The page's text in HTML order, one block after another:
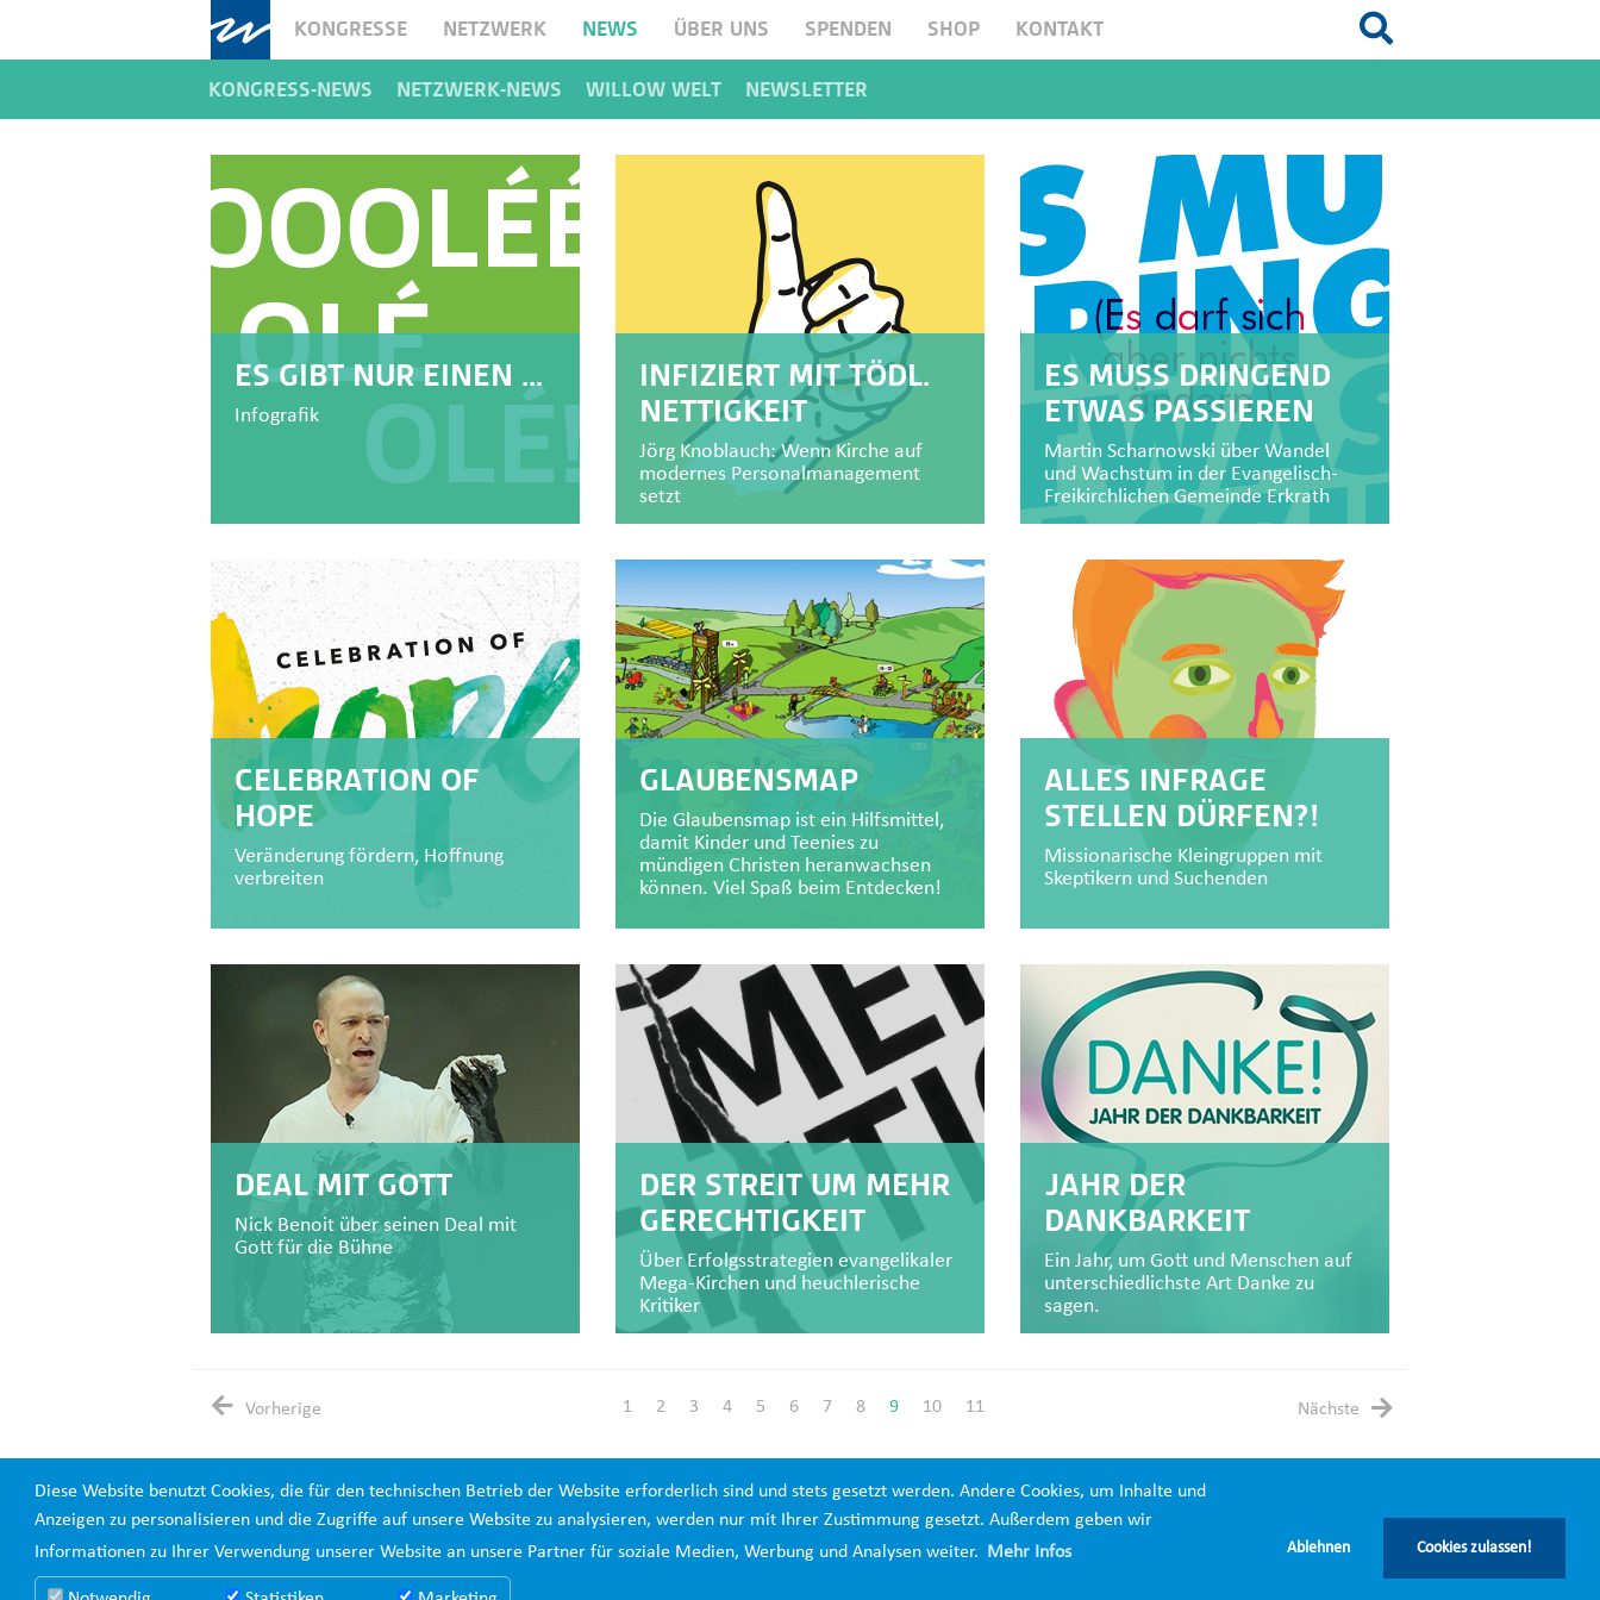
Diese Website benutzt Cookies, die für den technischen Betrieb der Website erforderlich sind und stets gesetzt werden. Andere Cookies, um Inhalte und
Anzeigen zu personalisieren und die Zugriffe auf unsere Website zu analysieren, werden nur mit Ihrer Zustimmung gesetzt. Außerdem geben wir
Informationen zu Ihrer Verwendung unserer Website an unsere Partner für soziale Medien, Werbung und Analysen weiter.
Mehr Infos Ablehnen Cookies zulassen!
KONGRESSE NETZWERK NEWS ÜBER UNS SPENDEN SHOP KONTAKT
KONGRESS-NEWS NETZWERK-NEWS WILLOW WELT NEWSLETTER
ES GIBT NUR EINEN ...
Infografik
INFIZIERT MIT TÖDL.
NETTIGKEIT
Jörg Knoblauch: Wenn Kirche auf
modernes Personalmanagement
setzt
ES MUSS DRINGEND
ETWAS PASSIEREN
Martin Scharnowski über Wandel
und Wachstum in der Evangelisch-
Freikirchlichen Gemeinde Erkrath
CELEBRATION OF
HOPE
Veränderung fördern, Hoffnung
verbreiten
GLAUBENSMAP
Die Glaubensmap ist ein Hilfsmittel,
damit Kinder und Teenies zu
mündigen Christen heranwachsen
können. Viel Spaß beim Entdecken!
ALLES INFRAGE
STELLEN DÜRFEN?!
Missionarische Kleingruppen mit
Skeptikern und Suchenden
DEAL MIT GOTT
Nick Benoit über seinen Deal mit
Gott für die Bühne
DER STREIT UM MEHR
GERECHTIGKEIT
Über Erfolgsstrategien evangelikaler
Mega-Kirchen und heuchlerische
Kritiker
JAHR DER
DANKBARKEIT
Ein Jahr, um Gott und Menschen auf
unterschiedlichste Art Danke zu
sagen.
Vorherige 1 2 3 4 5 6 7 8 9 10 11 Nächste